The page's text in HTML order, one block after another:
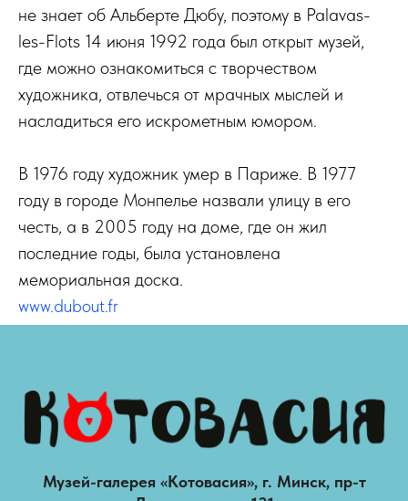
не знает об Альберте Дюбу, поэтому в Palavas-
les-Flots 14 июня 1992 года был открыт музей,
где можно ознакомиться с творчеством
художника, отвлечься от мрачных мыслей и
насладиться его искрометным юмором.
В 1976 году художник умер в Париже. В 1977
году в городе Монпелье назвали улицу в его
честь, а в 2005 году на доме, где он жил
последние годы, была установлена
мемориальная доска.
www.dubout.fr
Музей-галерея «Котовасия», г. Минск, пр-т